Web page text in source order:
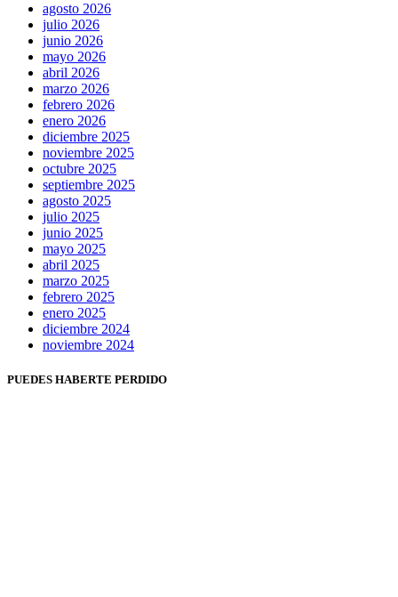
agosto 2026
julio 2026
junio 2026
mayo 2026
abril 2026
marzo 2026
febrero 2026
enero 2026
diciembre 2025
noviembre 2025
octubre 2025
septiembre 2025
agosto 2025
julio 2025
junio 2025
mayo 2025
abril 2025
marzo 2025
febrero 2025
enero 2025
diciembre 2024
noviembre 2024
PUEDES HABERTE PERDIDO